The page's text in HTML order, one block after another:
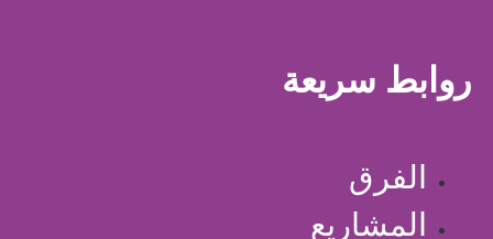
روابط سريعة
الفرق
المشاريع